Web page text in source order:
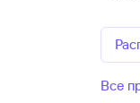
Все